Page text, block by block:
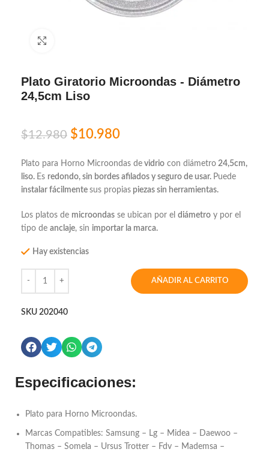
Plato Giratorio Microondas - Diámetro
24,5cm Liso
$12.980 $10.980
Plato para Horno Microondas de vidrio con diámetro 24,5cm,
liso. Es redondo, sin bordes afilados y seguro de usar. Puede
instalar fácilmente sus propias piezas sin herramientas.
Los platos de microondas se ubican por el diámetro y por el
tipo de anclaje, sin importar la marca.
Hay existencias
AÑADIR AL CARRITO
SKU 202040
Especificaciones:
Plato para Horno Microondas.
Marcas Compatibles: Samsung – Lg – Midea – Daewoo –
Thomas – Somela – Ursus Trotter – Fdv – Mademsa –